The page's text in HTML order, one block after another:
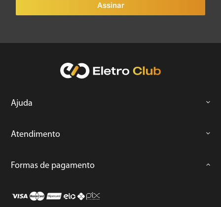
Assinar
Ajuda
Atendimento
Formas de pagamento